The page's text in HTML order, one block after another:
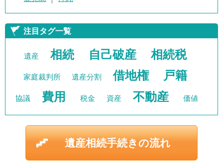
注目タグ一覧
遺産 相続 自己破産 相続税
家庭裁判所 遺産分割 借地権 戸籍
協議 費用 税金 資産 不動産 価値
遺産相続手続きの流れ